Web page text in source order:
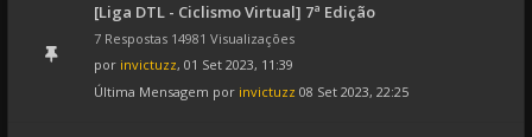
[Liga DTL - Ciclismo Virtual] 7ª Edição
7 Respostas 14981 Visualizações
por invictuzz, 01 Set 2023, 11:39
Última Mensagem por invictuzz 08 Set 2023, 22:25